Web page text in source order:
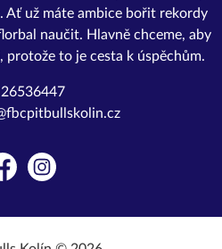
Ať už máte ambice bořit rekordy
naučit. Hlavně chceme, aby
protože to je cesta k úspěchům.
26536447
Instagram